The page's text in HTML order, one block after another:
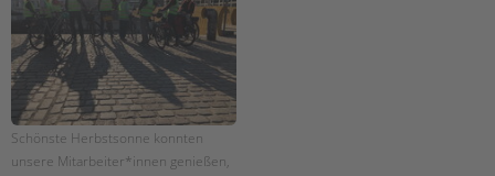
Schönste Herbstsonne konnten
unsere Mitarbeiter*innen genießen,